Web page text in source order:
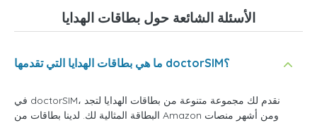
الأسئلة الشائعة حول بطاقات الهدايا
ما هي بطاقات الهدايا التي تقدمها doctorSIM؟
في doctorSIM، نقدم لك مجموعة متنوعة من بطاقات الهدايا لتجد
البطاقة المثالية لك. لدينا بطاقات من Amazon ومن أشهر منصات